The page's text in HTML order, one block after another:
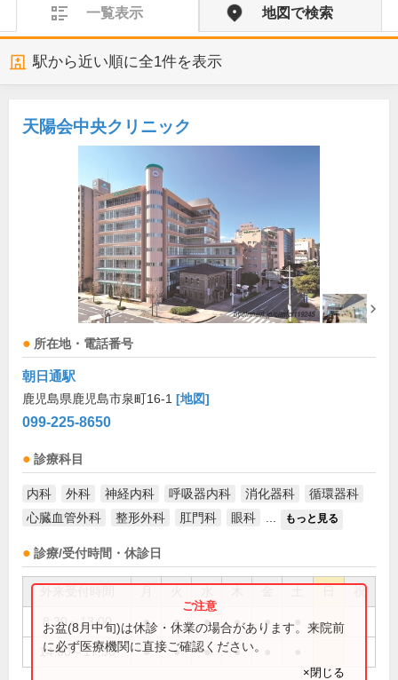
一覧表示 地図で検索
駅から近い順に全1件を表示
天陽会中央クリニック
所在地・電話番号
朝日通駅
鹿児島県鹿児島市泉町16-1 [地図]
099-225-8650
診療科目
内科 外科 神経内科 呼吸器内科 消化器科
循環器科
心臓血管外科
整形外科 肛門科 眼科 もっと見る
診療/受付時間・休診日
祝
8:30～13:00 ● ● ● ● ●
14:00～17:30 ● ● ● ●
お盆(8月中旬)は休診・休業の場合があります。来院前
に必ず医療機関に直接ご確認ください。
×閉じる